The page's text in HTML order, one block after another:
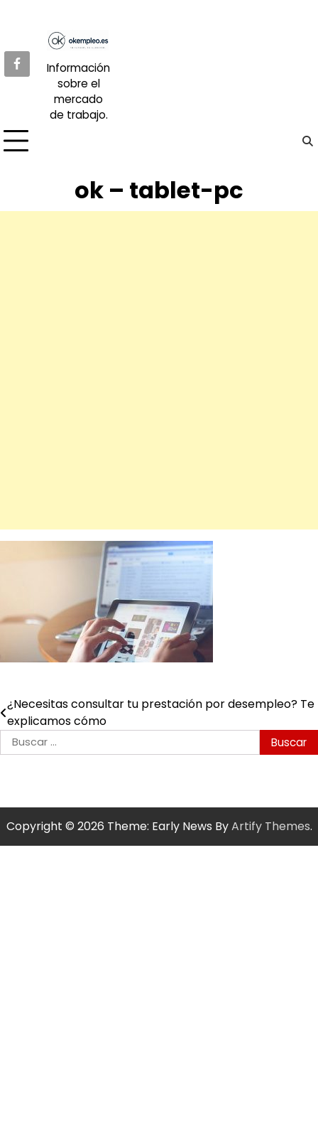
Información
sobre el
mercado
de trabajo.
ok – tablet-pc
Navegación
de
entradas
¿Necesitas consultar tu prestación por desempleo? Te
explicamos cómo
Buscar:
Copyright © 2026 Theme: Early News ByArtify Themes.